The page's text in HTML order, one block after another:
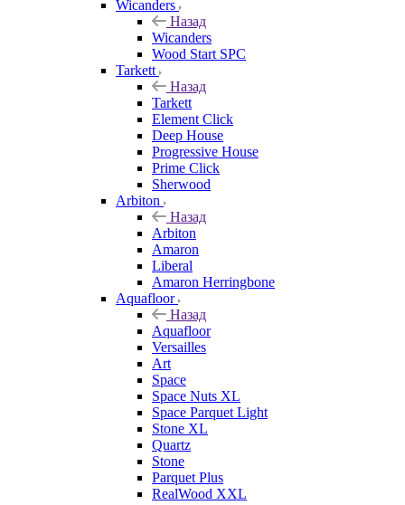
Wicanders
Назад
Wicanders
Wood Start SPC
Tarkett
Назад
Tarkett
Element Click
Deep House
Progressive House
Prime Click
Sherwood
Arbiton
Назад
Arbiton
Amaron
Liberal
Amaron Herringbone
Aquafloor
Назад
Aquafloor
Versailles
Art
Space
Space Nuts XL
Space Parquet Light
Stone XL
Quartz
Stone
Parquet Plus
RealWood XXL